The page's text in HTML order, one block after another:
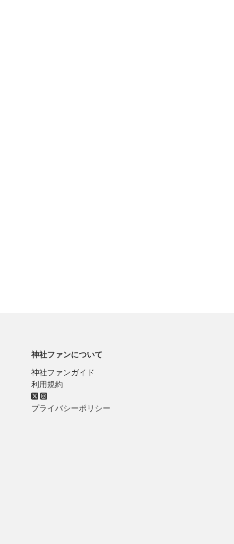
神社ファンについて
神社ファンガイド
利用規約
プライバシーポリシー